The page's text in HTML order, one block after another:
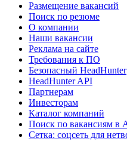
Размещение вакансий
Поиск по резюме
О компании
Наши вакансии
Реклама на сайте
Требования к ПО
Безопасный HeadHunter
HeadHunter API
Партнерам
Инвесторам
Каталог компаний
Поиск по вакансиям в
Сетка: соцсеть для